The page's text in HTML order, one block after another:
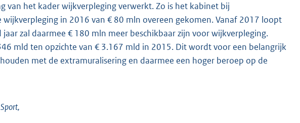
van het kader wijkverpleging verwerkt. Zo is het kabinet bij
in 2016 van € 80 mln overeen gekomen. Vanaf 2017 loopt
zal daarmee € 180 mln meer beschikbaar zijn voor wijkverpleging.
mld ten opzichte van € 3.167 mld in 2015. Dit wordt voor een belangrijk
met de extramuralisering en daarmee een hoger beroep op de